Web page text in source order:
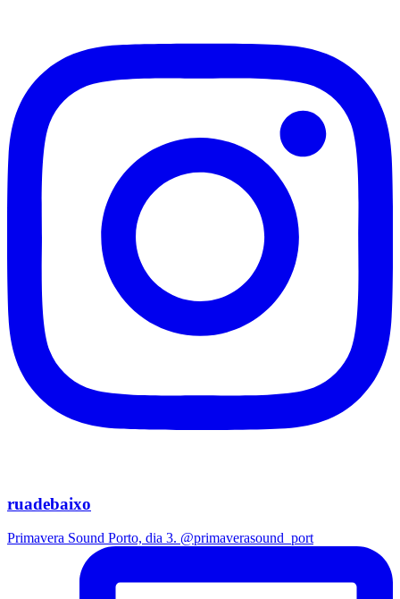
ruadebaixo
Primavera Sound Porto, dia 3. @primaverasound_port